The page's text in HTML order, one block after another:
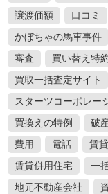
譲渡価額
口コミ
かぼちゃの馬車事件
審査
買い替え特
買取一括査定サイト
スターツコーポレー
買換えの特例
破
費用
電話 賃貸
賃貸併用住宅
一
地元不動産会社